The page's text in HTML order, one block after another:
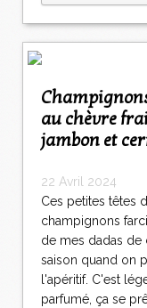
Champignons farcis
au chèvre
jambon et
22 Avril 2024
Ces petites têtes
champignons
de mes dadas de
saison quand on
l'apéritif. C'est
parfumé, ça se